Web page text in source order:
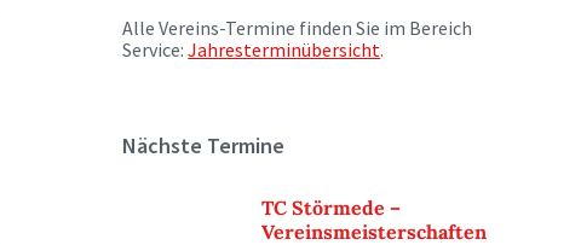
Alle Vereins-Termine finden Sie im Bereich
Service:Jahresterminübersicht.
Nächste Termine
TC Störmede –
Vereinsmeisterschaften